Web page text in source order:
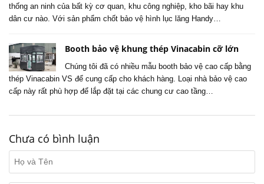
thống an ninh của bất kỳ cơ quan, khu công nghiệp, kho bãi hay khu
dân cư nào. Với sản phẩm chốt bảo vệ hình lục lăng Handy…
Booth bảo vệ khung thép Vinacabin cỡ lớn
Chúng tôi đã có nhiều mẫu booth bảo vệ cao cấp bằng
thép Vinacabin VS để cung cấp cho khách hàng. Loại nhà bảo vệ cao
cấp này rất phù hợp để lắp đặt tại các chung cư cao tầng…
Chưa có bình luận